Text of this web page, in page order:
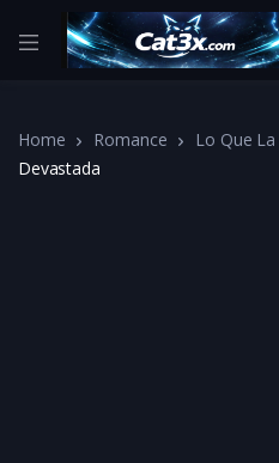
Home Romance Lo Que
Devastada